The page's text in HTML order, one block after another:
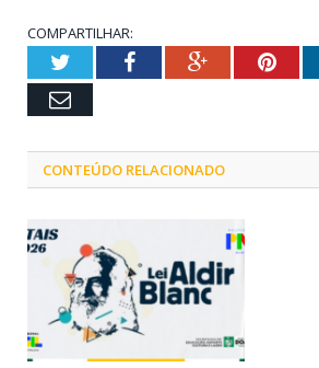
COMPARTILHAR:
TwitterFacebookGoogle+
Email
CONTEÚDO RELACIONADO